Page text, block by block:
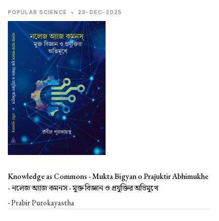
POPULAR SCIENCE • 23-DEC-2025
Knowledge as Commons - Mukta Bigyan o Prajuktir Abhimukhe
-নলেজ অ্যাজ কমনস - মুক্ত বিজ্ঞান ও প্রযুক্তির অভিমুখে
- Prabir Purokayastha